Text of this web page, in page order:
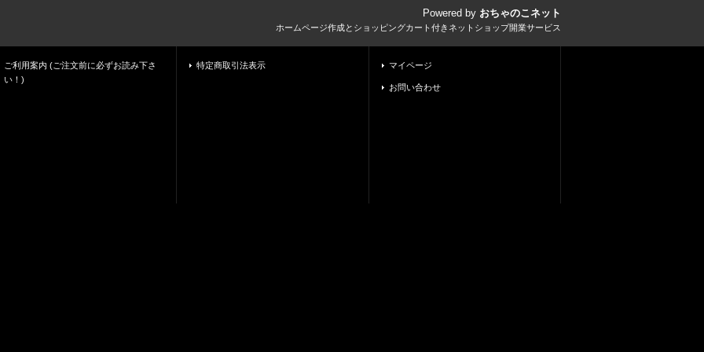
Powered by おちゃのこネット
ホームページ作成とショッピングカート付きネットショップ開業サービス
ご利用案内 (ご注文前に必ずお読み下さ
い！)
特定商取引法表示 マイページ
お問い合わせ